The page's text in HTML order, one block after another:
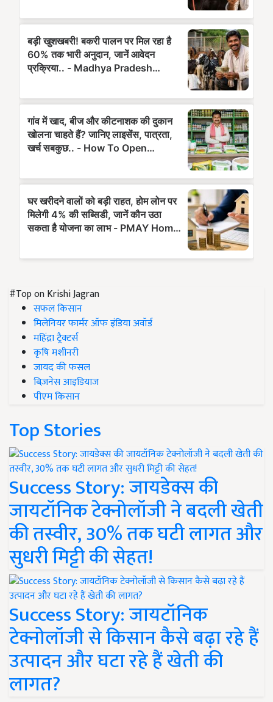
#Top on Krishi Jagran
सफल किसान
मिलेनियर फार्मर ऑफ इंडिया अवॉर्ड
महिंद्रा ट्रैक्टर्स
कृषि मशीनरी
जायद की फसल
बिज़नेस आइडियाज
पीएम किसान
Top Stories
Success Story: जायडेक्स की
जायटॉनिक टेक्नोलॉजी ने बदली खेती
की तस्वीर, 30% तक घटी लागत और
सुधरी मिट्टी की सेहत!
Success Story: जायटॉनिक
टेक्नोलॉजी से किसान कैसे बढ़ा रहे हैं
उत्पादन और घटा रहे हैं खेती की
लागत?